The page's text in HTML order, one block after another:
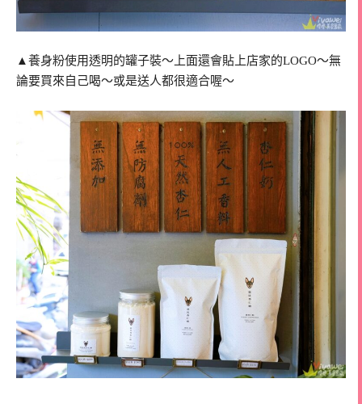
▲養身粉使用透明的罐子裝～上面還會貼上店家的LOGO～無
論要買來自己喝～或是送人都很適合喔～